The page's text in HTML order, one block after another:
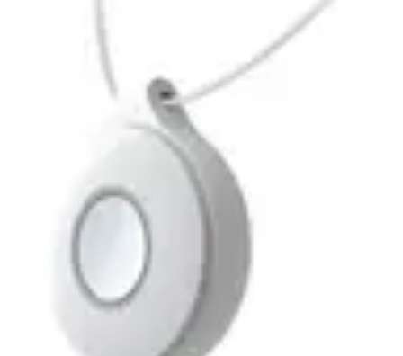
Réaction aux alertes
Réaction aux alarmes
Urgence Alarme